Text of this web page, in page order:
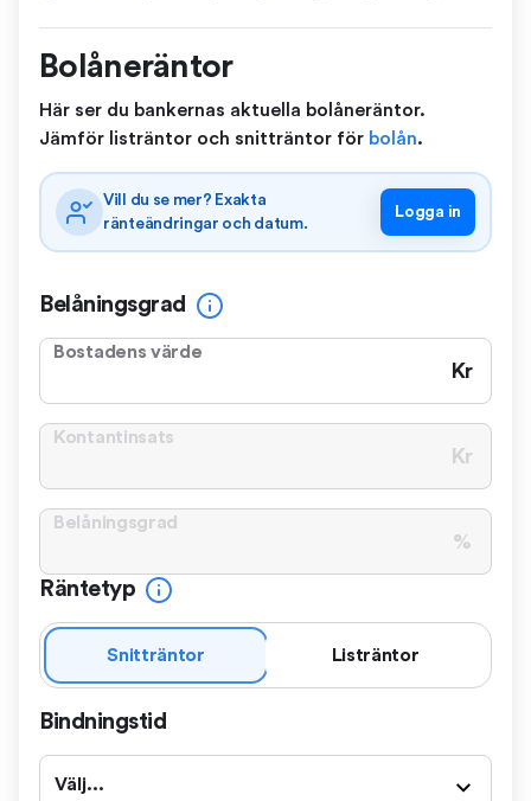
Bolåneräntor
Här ser du bankernas aktuella bolåneräntor.
Jämför listräntor och snitträntor för bolån.
Vill du se mer? Exakta
ränteändringar och datum.
Logga in
Räntetyp
Snitträntor Listräntor
Belåningsgrad
Bostadens värde
Kr
Kontantinsats
Kr
Belåningsgrad
%
Bindningstid
Välj...